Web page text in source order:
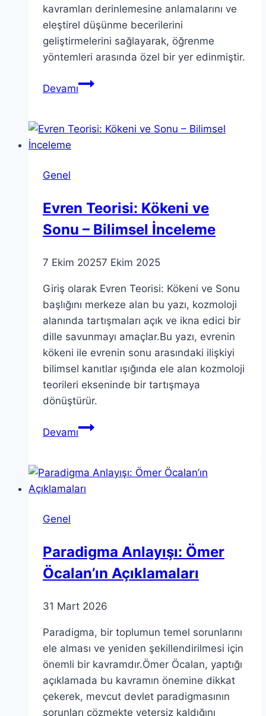
kavramları derinlemesine anlamalarını ve
eleştirel düşünme becerilerini
geliştirmelerini sağlayarak, öğrenme
yöntemleri arasında özel bir yer edinmiştir.
DevamıTeorik
Eğitim:
Genel
Evren Teorisi: Kökeni ve
Sonu – Bilimsel İnceleme
7 Ekim 20257 Ekim 2025
Giriş olarak Evren Teorisi: Kökeni ve Sonu
başlığını merkeze alan bu yazı, kozmoloji
alanında tartışmaları açık ve ikna edici bir
dille savunmayı amaçlar.Bu yazı, evrenin
kökeni ile evrenin sonu arasındaki ilişkiyi
bilimsel kanıtlar ışığında ele alan kozmoloji
teorileri ekseninde bir tartışmaya
dönüştürür.
DevamıEvren
ve
Sonu
Genel
Paradigma Anlayışı: Ömer
Öcalan’ın Açıklamaları
31 Mart 2026
Paradigma, bir toplumun temel sorunlarını
ele alması ve yeniden şekillendirilmesi için
önemli bir kavramdır.Ömer Öcalan, yaptığı
açıklamada bu kavramın önemine dikkat
çekerek, mevcut devlet paradigmasının
sorunları çözmekte yetersiz kaldığını